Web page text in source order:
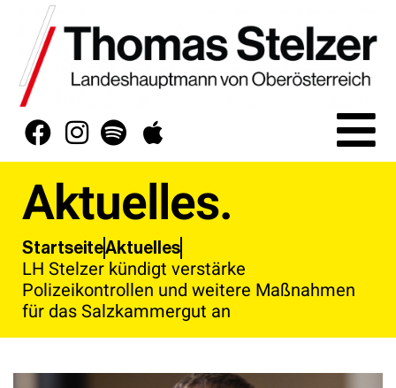
Aktuelles.
StartseiteAktuelles
LH Stelzer kündigt verstärke
Polizeikontrollen und weitere Maßnahmen
für das Salzkammergut an